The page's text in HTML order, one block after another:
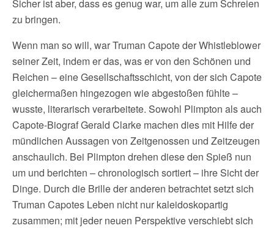
Sicher ist aber, dass es genug war, um alle zum Schreien
zu bringen.
Wenn man so will, war Truman Capote der Whistleblower
seiner Zeit, indem er das, was er von den Schönen und
Reichen – eine Gesellschaftsschicht, von der sich Capote
gleichermaßen hingezogen wie abgestoßen fühlte –
wusste, literarisch verarbeitete. Sowohl Plimpton als auch
Capote-Biograf Gerald Clarke machen dies mit Hilfe der
mündlichen Aussagen von Zeitgenossen und Zeitzeugen
anschaulich. Bei Plimpton drehen diese den Spieß nun
um und berichten – chronologisch sortiert – ihre Sicht der
Dinge. Durch die Brille der anderen betrachtet setzt sich
Truman Capotes Leben nicht nur kaleidoskopartig
zusammen; mit jeder neuen Perspektive verschiebt sich